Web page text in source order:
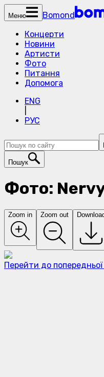
Меню
Bomond
Концерти
Новини
Артисти
Фото
Питання
Допомога
ENG
РУС
Пошук
Фото:
Zoom in Zoom out
Перейти до попередньої